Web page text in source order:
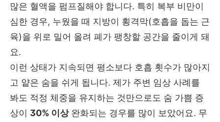
많은 혈액을 펌프질해야 합니다. 특히 복부 비만이
심한 경우, 누웠을 때 지방이 횡격막(호흡을 돕는 근
육)을 위로 밀어 올려 폐가 팽창할 공간을 줄이게 돼
요.
이런 상태가 지속되면 평소보다 호흡 횟수가 많아지
고 얕은 숨을 쉬게 됩니다. 제가 주변 임상 사례를
봐도 적정 체중을 유지하는 것만으로도 숨 가쁨 증
상이 30% 이상완화되는 경우를 많이 보았어요. 무